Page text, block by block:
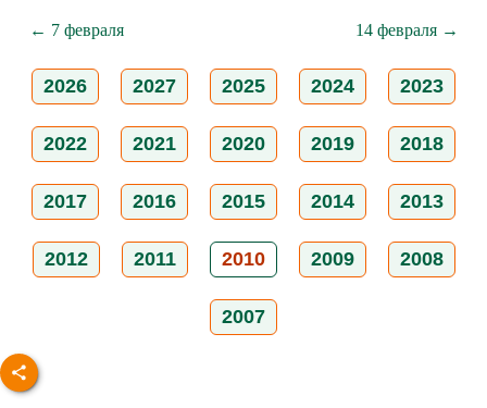
← 7 февраля 14 февраля →
2026 2027 2025 2024 2023
2022 2021 2020 2019 2018
2017 2016 2015 2014 2013
2012 2011 2010 2009 2008
2007